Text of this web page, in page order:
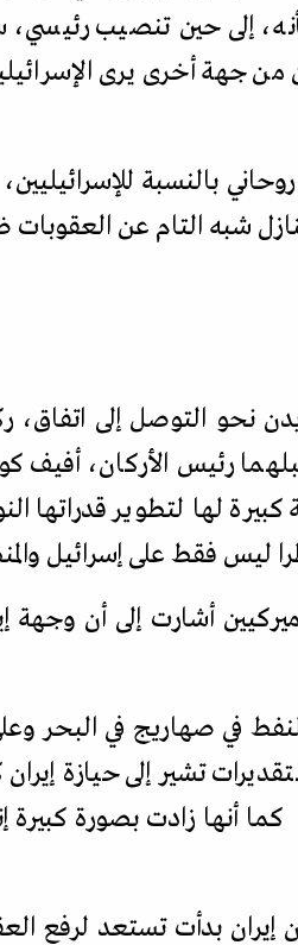
إلى حين تنصيب رئيسي،
جهة أخرى يرى
بالنسبة
شبه التام عن العقوبات
نحو التوصل إلى
رئيس الأركان، أفيف
لها لتطوير قدراتها
ليس فقط على إسرائيل
أشارت إلى أن وجهة
في صهاريج في البحر
إيران بدأت تستعد لرفع